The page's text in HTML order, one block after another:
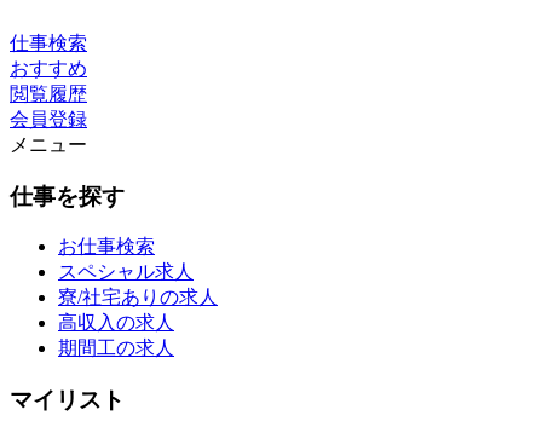
仕事検索
おすすめ
閲覧履歴
会員登録
メニュー
仕事を探す
お仕事検索
スペシャル求人
寮/社宅ありの求人
高収入の求人
期間工の求人
マイリスト